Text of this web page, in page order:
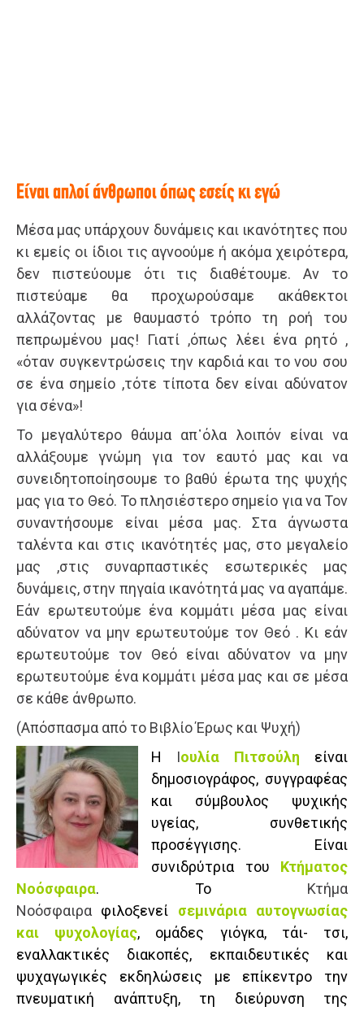
Είναι απλοί άνθρωποι όπως εσείς κι εγώ
Μέσα μας υπάρχουν δυνάμεις και ικανότητες που
κι εμείς οι ίδιοι τις αγνοούμε ή ακόμα χειρότερα,
δεν πιστεύουμε ότι τις διαθέτουμε. Αν το
πιστεύαμε θα προχωρούσαμε ακάθεκτοι
αλλάζοντας με θαυμαστό τρόπο τη ροή του
πεπρωμένου μας! Γιατί ,όπως λέει ένα ρητό ,
«όταν συγκεντρώσεις την καρδιά και το νου σου
σε ένα σημείο ,τότε τίποτα δεν είναι αδύνατον
για σένα»!
Το μεγαλύτερο θάυμα απ᾽όλα λοιπόν είναι να
αλλάξουμε γνώμη για τον εαυτό μας και να
συνειδητοποίησουμε το βαθύ έρωτα της ψυχής
μας για το Θεό. Το πλησιέστερο σημείο για να Τον
συναντήσουμε είναι μέσα μας. Στα άγνωστα
ταλέντα και στις ικανότητές μας, στο μεγαλείο
μας ,στις συναρπαστικές εσωτερικές μας
δυνάμεις, στην πηγαία ικανότητά μας να αγαπάμε.
Εάν ερωτευτούμε ένα κομμάτι μέσα μας είναι
αδύνατον να μην ερωτευτούμε τον Θεό . Κι εάν
ερωτευτούμε τον Θεό είναι αδύνατον να μην
ερωτευτούμε ένα κομμάτι μέσα μας και σε μέσα
σε κάθε άνθρωπο.
(Απόσπασμα από το Βιβλίο Έρως και Ψυχή)
Η Ιουλία Πιτσούλη είναι
δημοσιογράφος, συγγραφέας
και σύμβουλος ψυχικής
υγείας, συνθετικής
προσέγγισης. Είναι
συνιδρύτρια του Κτήματος
Νοόσφαιρα. Το Κτήμα
Νοόσφαιρα φιλοξενεί
σεμινάρια αυτογνωσίας
και ψυχολογίας, ομάδες γιόγκα, τάι- τσι,
εναλλακτικές διακοπές, εκπαιδευτικές και
ψυχαγωγικές εκδηλώσεις με επίκεντρο την
πνευματική ανάπτυξη, τη διεύρυνση της